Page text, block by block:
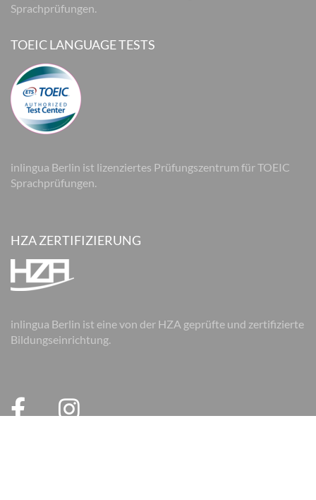
Sprachprüfungen.
TOEIC LANGUAGE TESTS
inlingua Berlin ist lizenziertes Prüfungszentrum für TOEIC
Sprachprüfungen.
HZA ZERTIFIZIERUNG
inlingua Berlin ist eine von der HZA geprüfte und zertifizierte
Bildungseinrichtung.